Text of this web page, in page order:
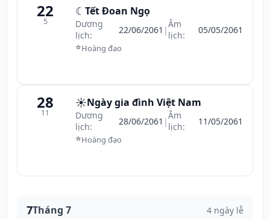
22
5
☾ Tết Đoan Ngọ
Dương
lịch:
22/06/2061 |Âm
lịch:
05/05/2061
⭐Hoàng đạo
28
11
☀️Ngày gia đình Việt Nam
Dương
lịch:
28/06/2061 |Âm
lịch:
11/05/2061
⭐Hoàng đạo
7Tháng 7 4 ngày lễ